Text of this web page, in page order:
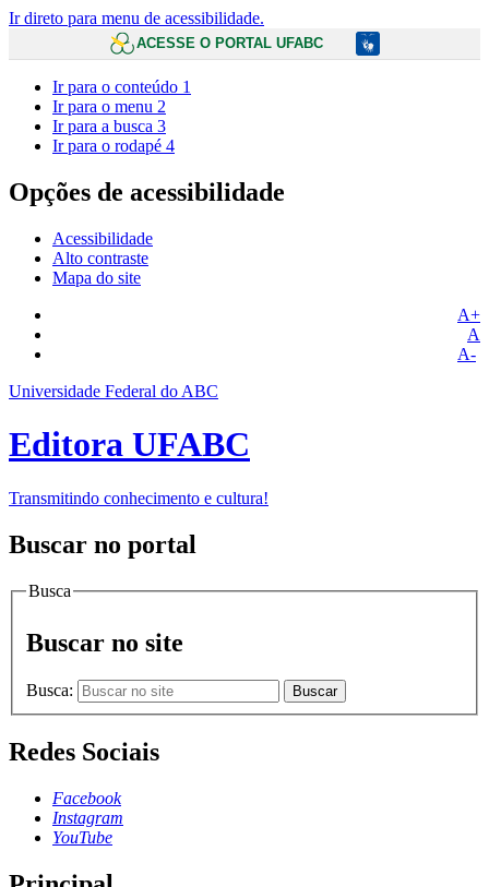
Ir direto para menu de acessibilidade.
ACESSE O PORTAL UFABC
Ir para o conteúdo 1
Ir para o menu 2
Ir para a busca 3
Ir para o rodapé 4
Opções de acessibilidade
Acessibilidade
Alto contraste
Mapa do site
A+
A
A-
Universidade Federal do ABC
Editora UFABC
Transmitindo conhecimento e cultura!
Buscar no portal
Busca
Buscar no site
Busca: Buscar
Redes Sociais
Facebook
Instagram
YouTube